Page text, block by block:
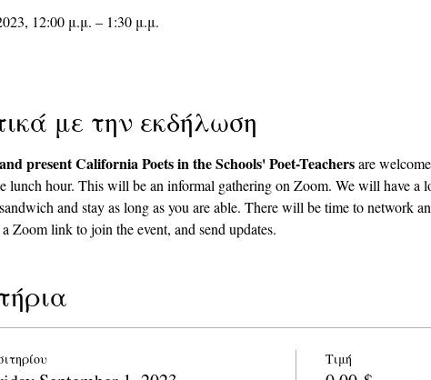
12:00 μ.μ. – 1:30 μ.μ.
με την εκδήλωση
present California Poets in the Schools' Poet-Teachers are
lunch hour. This will be an informal gathering on Zoom. We will have a
and stay as long as you are able. There will be time to network
Zoom link to join the event, and send updates.
Τιμή